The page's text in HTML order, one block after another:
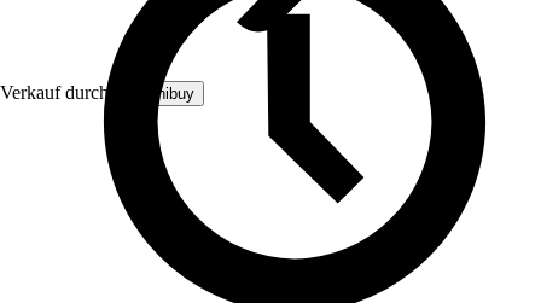
Verkauf durch: Technibuy